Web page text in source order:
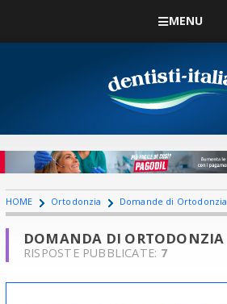
MENU
HOME Ortodonzia Domande di Ortodonzia
DOMANDA DI ORTODONZIA
RISPOSTE PUBBLICATE: 7